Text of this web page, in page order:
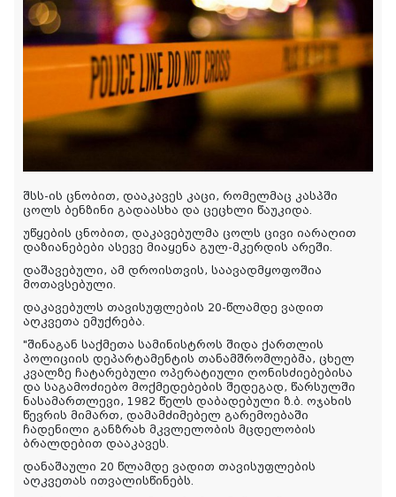
შსს-ის ცნობით, დააკავეს კაცი, რომელმაც კასპში
ცოლს ბენზინი გადაასხა და ცეცხლი წაუკიდა.
უწყების ცნობით, დაკავებულმა ცოლს ცივი იარაღით
დაზიანებები ასევე მიაყენა გულ-მკერდის არეში.
დაშავებული, ამ დროისთვის, საავადმყოფოშია
მოთავსებული.
დაკავებულს თავისუფლების 20-წლამდე ვადით
აღკვეთა ემუქრება.
"შინაგან საქმეთა სამინისტროს შიდა ქართლის
პოლიციის დეპარტამენტის თანამშრომლებმა, ცხელ
კვალზე ჩატარებული ოპერატიული ღონისძიებებისა
და საგამოძიებო მოქმედებების შედეგად, წარსულში
ნასამართლევი, 1982 წელს დაბადებული ზ.ბ. ოჯახის
წევრის მიმართ, დამამძიმებელ გარემოებაში
ჩადენილი განზრახ მკვლელობის მცდელობის
ბრალდებით დააკავეს.
დანაშაული 20 წლამდე ვადით თავისუფლების
აღკვეთას ითვალისწინებს.